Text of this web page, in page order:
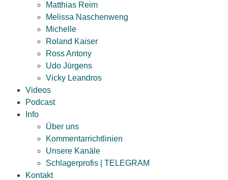
Matthias Reim
Melissa Naschenweng
Michelle
Roland Kaiser
Ross Antony
Udo Jürgens
Vicky Leandros
Videos
Podcast
Info
Über uns
Kommentarrichtlinien
Unsere Kanäle
Schlagerprofis | TELEGRAM
Kontakt